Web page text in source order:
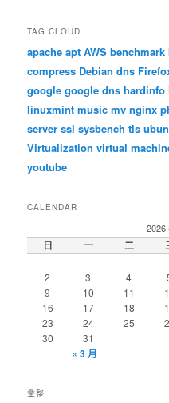
TAG CLOUD
apache apt AWS benchmark
compress Debian dns
google google dns hardinfo
linuxmint music mv nginx
server ssl sysbench tls
Virtualization virtual
youtube
CALENDAR
2026
日 一 二
2
3 4
9
10 11
16
17 18
23
24 25
30
31
« 3 月
彙整